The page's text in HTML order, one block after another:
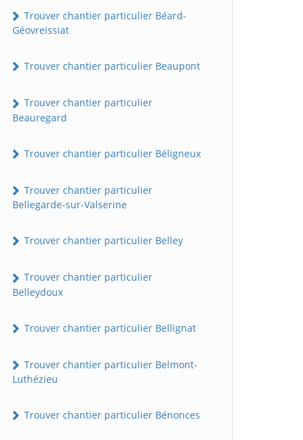
Trouver chantier particulier Béard-
Géovreissiat
Trouver chantier particulier Beaupont
Trouver chantier particulier
Beauregard
Trouver chantier particulier Béligneux
Trouver chantier particulier
Bellegarde-sur-Valserine
Trouver chantier particulier Belley
Trouver chantier particulier
Belleydoux
Trouver chantier particulier Bellignat
Trouver chantier particulier Belmont-
Luthézieu
Trouver chantier particulier Bénonces